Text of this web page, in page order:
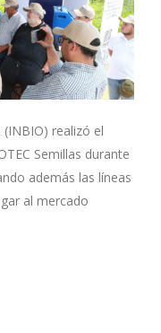
realizó el
Semillas durante
además las líneas
al mercado